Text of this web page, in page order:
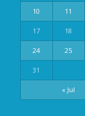
« Jul
10 11
17 18
24 25
31